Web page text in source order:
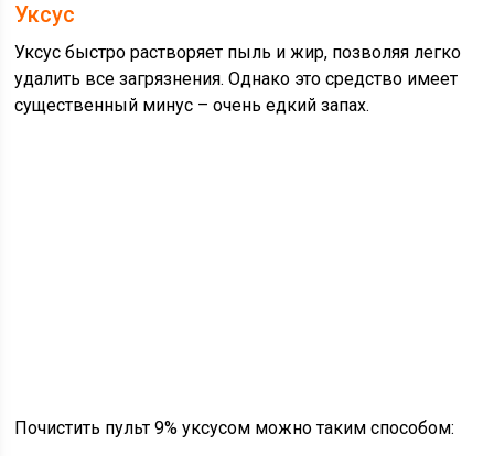
Уксус
Уксус быстро растворяет пыль и жир, позволяя легко
удалить все загрязнения. Однако это средство имеет
существенный минус – очень едкий запах.
Почистить пульт 9% уксусом можно таким способом: